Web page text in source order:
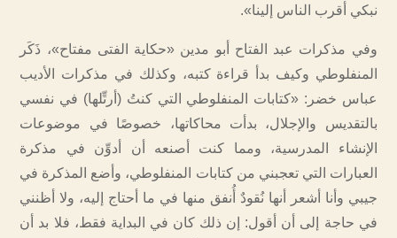
نبكي أقرب الناس إلينا».
‏وفي مذكرات عبد الفتاح أبو مدين «حكاية الفتى مفتاح»، ذَكَر
المنفلوطي وكيف بدأ قراءة كتبه، وكذلك في مذكرات الأديب
عباس خضر: «كتابات المنفلوطي التي كنتُ (أرتِّلها) في نفسي
بالتقديس والإجلال، بدأت محاكاتها، خصوصًا في موضوعات
الإنشاء المدرسية، ومما كنت أصنعه أن أدوِّن في مذكرة
العبارات التي تعجبني من كتابات المنفلوطي، وأضع المذكرة في
جيبي وأنا أشعر أنها نُقودٌ أُنفق منها في ما أحتاج إليه،‫ ولا أظنني
في حاجة إلى أن أقول: إن ذلك كان في البداية فقط، فلا بد أن